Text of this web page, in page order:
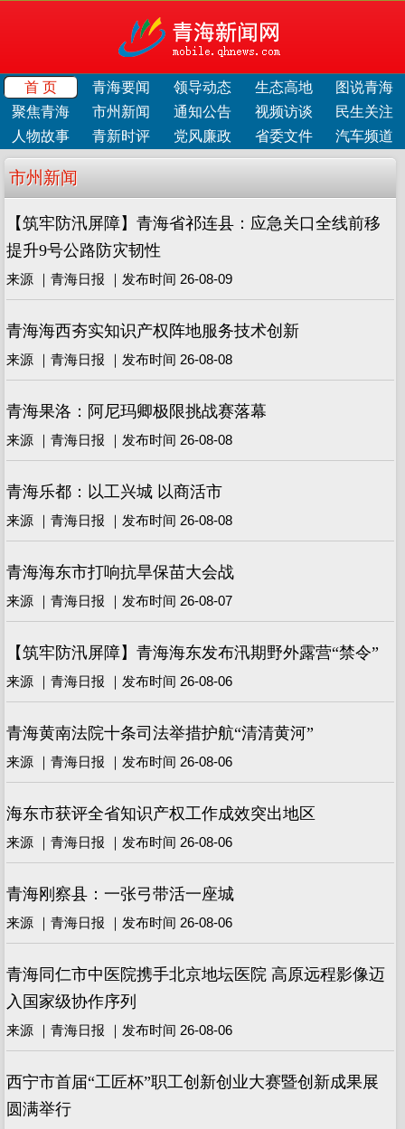
首 页 青海要闻 领导动态 生态高地
图说青海
聚焦青海
市州新闻 通知公告 视频访谈
民生关注
人物故事
青新时评 党风廉政 省委文件 汽车频道
市州新闻
【筑牢防汛屏障】青海省祁连县：应急关口全线前移
提升9号公路防灾韧性
来源 ｜青海日报 ｜发布时间 26-08-09
青海海西夯实知识产权阵地服务技术创新
来源 ｜青海日报 ｜发布时间 26-08-08
青海果洛：阿尼玛卿极限挑战赛落幕
来源 ｜青海日报 ｜发布时间 26-08-08
青海乐都：以工兴城 以商活市
来源 ｜青海日报 ｜发布时间 26-08-08
青海海东市打响抗旱保苗大会战
来源 ｜青海日报 ｜发布时间 26-08-07
【筑牢防汛屏障】青海海东发布汛期野外露营“禁令”
来源 ｜青海日报 ｜发布时间 26-08-06
青海黄南法院十条司法举措护航“清清黄河”
来源 ｜青海日报 ｜发布时间 26-08-06
海东市获评全省知识产权工作成效突出地区
来源 ｜青海日报 ｜发布时间 26-08-06
青海刚察县：一张弓带活一座城
来源 ｜青海日报 ｜发布时间 26-08-06
青海同仁市中医院携手北京地坛医院 高原远程影像迈
入国家级协作序列
来源 ｜青海日报 ｜发布时间 26-08-06
西宁市首届“工匠杯”职工创新创业大赛暨创新成果展
圆满举行